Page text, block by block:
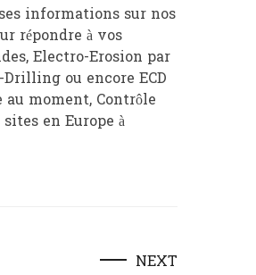
informations sur nos
répondre à vos
Electro-Erosion par
ou encore ECD
moment, Contrôle
en Europe à
NEXT